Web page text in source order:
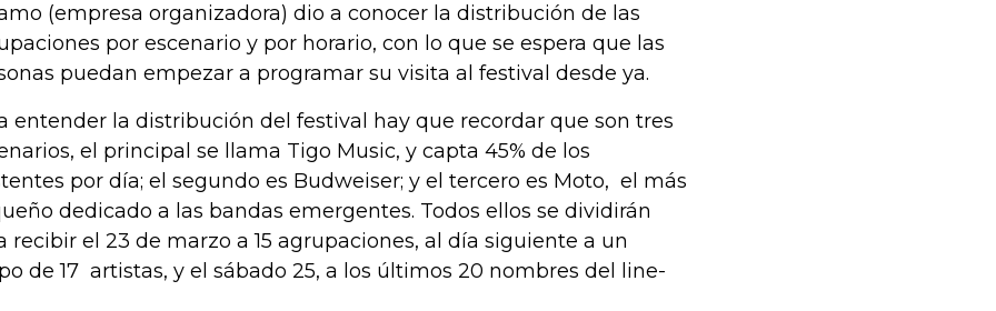
(empresa organizadora) dio a conocer la distribución de las
por escenario y por horario, con lo que se espera que las
puedan empezar a programar su visita al festival desde ya.
entender la distribución del festival hay que recordar que son tres
el principal se llama Tigo Music, y capta 45% de los
por día; el segundo es Budweiser; y el tercero es Moto, el más
dedicado a las bandas emergentes. Todos ellos se dividirán
recibir el 23 de marzo a 15 agrupaciones, al día siguiente a un
de 17 artistas, y el sábado 25, a los últimos 20 nombres del line-